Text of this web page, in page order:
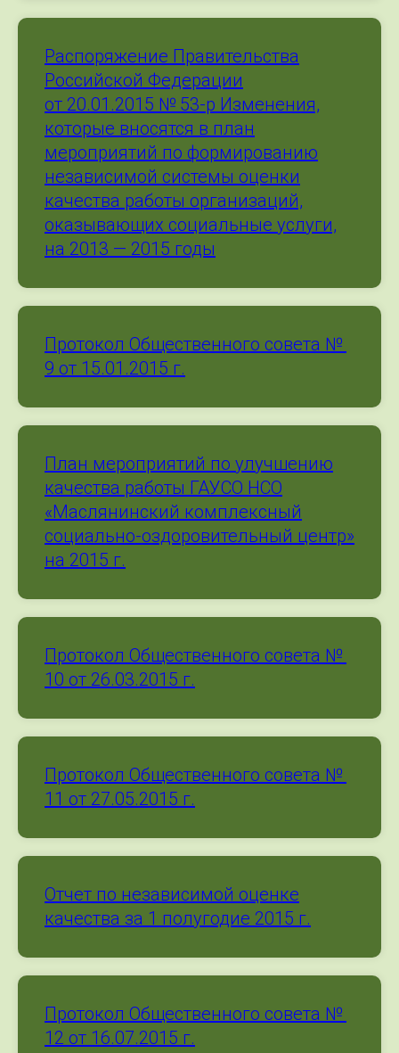
Распоряжение Правительства
Российской Федерации
от 20.01.2015 № 53-р Изменения,
которые вносятся в план
мероприятий по формированию
независимой системы оценки
качества работы организаций,
оказывающих социальные услуги,
на 2013 — 2015 годы
Протокол Общественного совета №
9 от 15.01.2015 г.
План мероприятий по улучшению
качества работы ГАУСО НСО
«Маслянинский комплексный
социально-оздоровительный центр»
на 2015 г.
Протокол Общественного совета №
10 от 26.03.2015 г.
Протокол Общественного совета №
11 от 27.05.2015 г.
Отчет по независимой оценке
качества за 1 полугодие 2015 г.
Протокол Общественного совета №
12 от 16.07.2015 г.